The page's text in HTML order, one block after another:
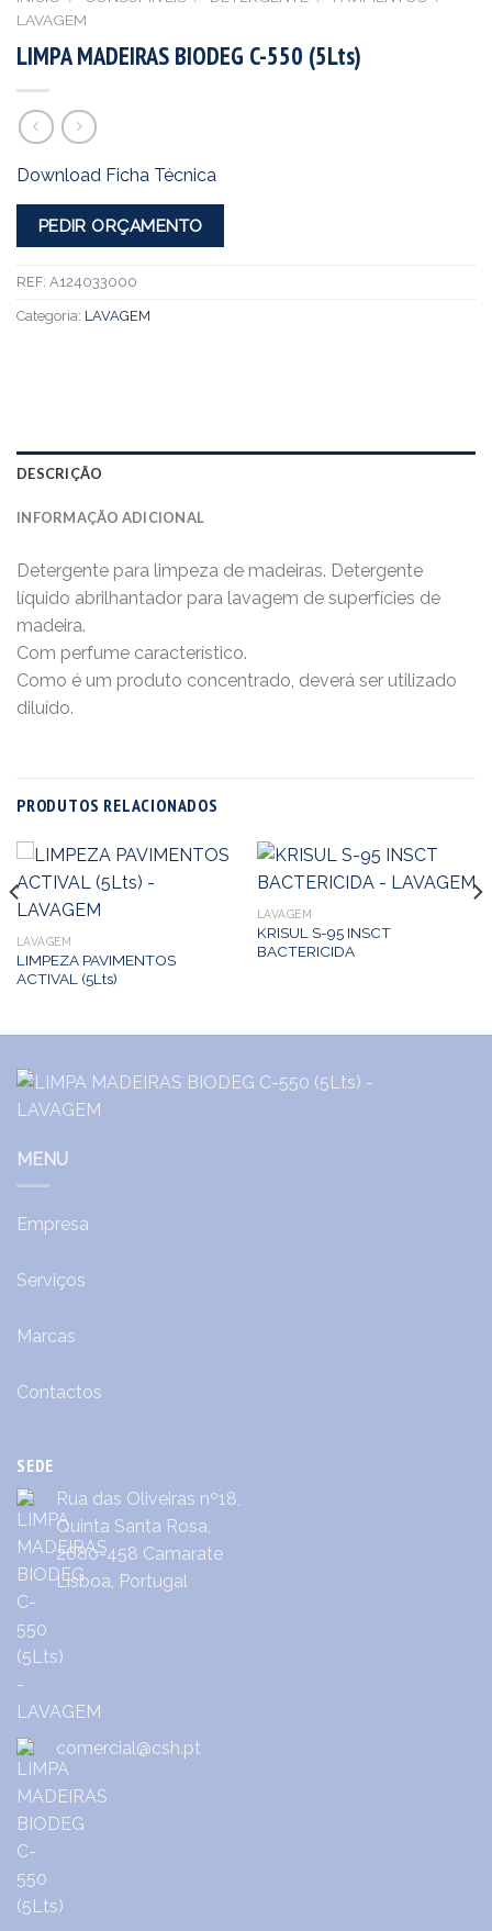
LAVAGEM
LIMPA MADEIRAS BIODEG C-550 (5Lts)
Download Ficha Técnica
PEDIR ORÇAMENTO
REF: A124033000
Categoria: LAVAGEM
DESCRIÇÃO
INFORMAÇÃO ADICIONAL
Detergente para limpeza de madeiras. Detergente
líquido abrilhantador para lavagem de superfícies de
madeira.
Com perfume característico.
Como é um produto concentrado, deverá ser utilizado
diluído.
PRODUTOS RELACIONADOS
LAVAGEM
LIMPEZA PAVIMENTOS
ACTIVAL (5Lts)
LAVAGEM
KRISUL S-95 INSCT
BACTERICIDA
MENU
Empresa
Serviços
Marcas
Contactos
SEDE
Rua das Oliveiras nº18,
Quinta Santa Rosa,
2680-458 Camarate
Lisboa, Portugal
comercial@csh.pt